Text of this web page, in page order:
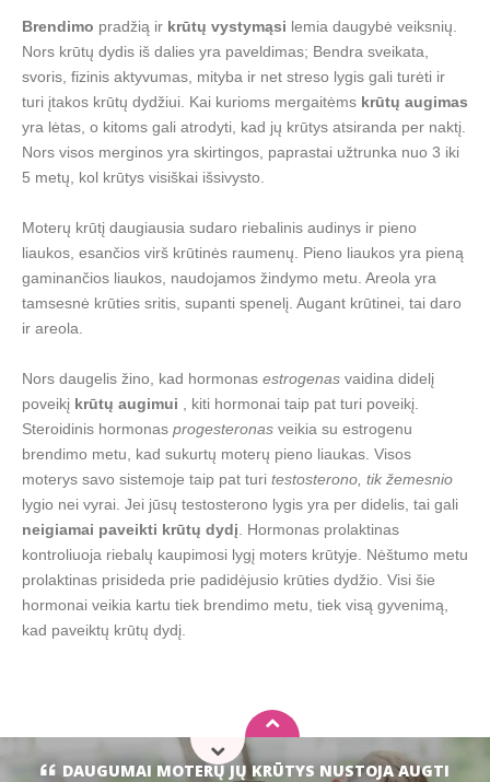
Brendimo pradžią ir krūtų vystymąsi lemia daugybė veiksnių.
Nors krūtų dydis iš dalies yra paveldimas; Bendra sveikata,
svoris, fizinis aktyvumas, mityba ir net streso lygis gali turėti ir
turi įtakos krūtų dydžiui. Kai kurioms mergaitėms krūtų augimas
yra lėtas, o kitoms gali atrodyti, kad jų krūtys atsiranda per naktį.
Nors visos merginos yra skirtingos, paprastai užtrunka nuo 3 iki
5 metų, kol krūtys visiškai išsivysto.
Moterų krūtį daugiausia sudaro riebalinis audinys ir pieno
liaukos, esančios virš krūtinės raumenų. Pieno liaukos yra pieną
gaminančios liaukos, naudojamos žindymo metu. Areola yra
tamsesnė krūties sritis, supanti spenelį. Augant krūtinei, tai daro
ir areola.
Nors daugelis žino, kad hormonas estrogenas vaidina didelį
poveikį krūtų augimui , kiti hormonai taip pat turi poveikį.
Steroidinis hormonas progesteronas veikia su estrogenu
brendimo metu, kad sukurtų moterų pieno liaukas. Visos
moterys savo sistemoje taip pat turi testosterono, tik žemesnio
lygio nei vyrai. Jei jūsų testosterono lygis yra per didelis, tai gali
neigiamai paveikti krūtų dydį . Hormonas prolaktinas
kontroliuoja riebalų kaupimosi lygį moters krūtyje. Nėštumo metu
prolaktinas prisideda prie padidėjusio krūties dydžio. Visi šie
hormonai veikia kartu tiek brendimo metu, tiek visą gyvenimą,
kad paveiktų krūtų dydį.
DAUGUMAI MOTERŲ JŲ KRŪTYS NUSTOJA AUGTI